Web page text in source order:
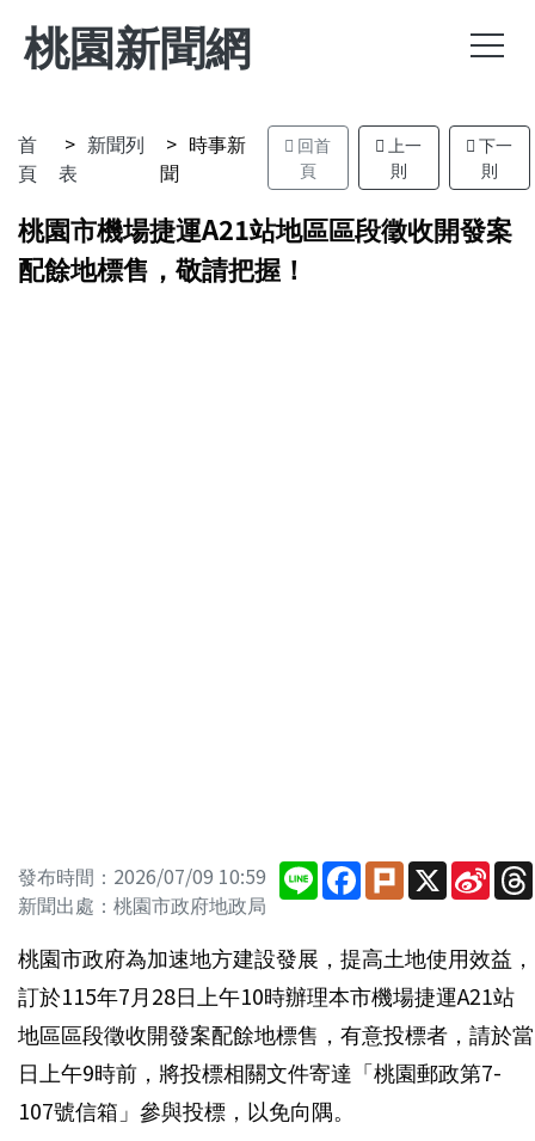
桃園新聞網
首
頁
新聞列
表
時事新
聞
回首
頁
上一
則
下一
則
桃園市機場捷運A21站地區區段徵收開發案
配餘地標售，敬請把握！
發布時間：2026/07/09 10:59
新聞出處：桃園市政府地政局
Line Facebook
PlurkX Sina
桃園市政府為加速地方建設發展，提高土地使用效益，
訂於115年7月28日上午10時辦理本市機場捷運A21站
地區區段徵收開發案配餘地標售，有意投標者，請於當
日上午9時前，將投標相關文件寄達「桃園郵政第7-
107號信箱」參與投標，以免向隅。